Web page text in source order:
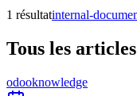
1 résultatinternal-
Tous les articles
odooknowledge